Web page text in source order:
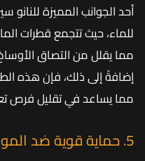
أحد الجوانب المميزة للنانو
للماء، حيث تتجمع قطرات
مما يقلل من التصاق
إضافةً إلى ذلك، فإن هذه
مما يساعد في تقليل فرص
5. حماية قوية ضد المواد الكيميائية